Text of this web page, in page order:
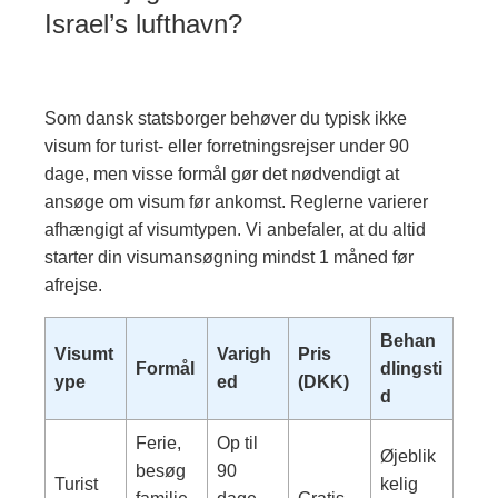
Israel’s lufthavn?
Som dansk statsborger behøver du typisk ikke
visum for turist- eller forretningsrejser under 90
dage, men visse formål gør det nødvendigt at
ansøge om visum før ankomst. Reglerne varierer
afhængigt af visumtypen. Vi anbefaler, at du altid
starter din visumansøgning mindst 1 måned før
afrejse.
Visumt
ype
Formål
Varigh
ed
Pris
(DKK)
Behan
dlingsti
d
Turist
Ferie,
besøg
Op til
90
Øjeblik
kelig